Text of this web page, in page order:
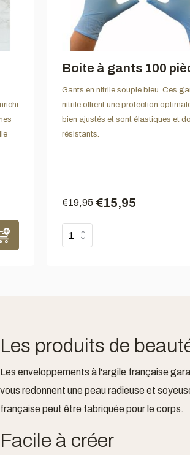
Boite à gants 100
Gants en nitrile souple bleu. Ces
nitrile offrent une protection
bien ajustés et sont élastiques et
résistants.
€19,95 €15,95
Les produits de
Les enveloppements à l'argile française
vous redonnent une peau radieuse et
française peut être fabriquée pour le corps.
Facile à créer